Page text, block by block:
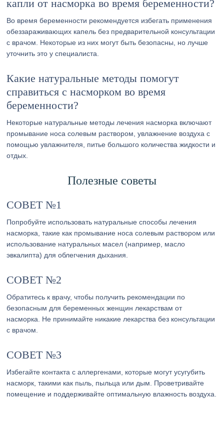
капли от насморка во время беременности?
Во время беременности рекомендуется избегать применения
обеззараживающих капель без предварительной консультации
с врачом. Некоторые из них могут быть безопасны, но лучше
уточнить это у специалиста.
Какие натуральные методы помогут
справиться с насморком во время
беременности?
Некоторые натуральные методы лечения насморка включают
промывание носа солевым раствором, увлажнение воздуха с
помощью увлажнителя, питье большого количества жидкости и
отдых.
Полезные советы
СОВЕТ №1
Попробуйте использовать натуральные способы лечения
насморка, такие как промывание носа солевым раствором или
использование натуральных масел (например, масло
эвкалипта) для облегчения дыхания.
СОВЕТ №2
Обратитесь к врачу, чтобы получить рекомендации по
безопасным для беременных женщин лекарствам от
насморка. Не принимайте никакие лекарства без консультации
с врачом.
СОВЕТ №3
Избегайте контакта с аллергенами, которые могут усугубить
насморк, такими как пыль, пыльца или дым. Проветривайте
помещение и поддерживайте оптимальную влажность воздуха.